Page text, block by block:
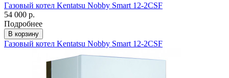
Газовый котел Kentatsu Nobby Smart 12-2CSF
54 000 р.
Подробнее
В корзину
Газовый котел Kentatsu Nobby Smart 12-2CSF